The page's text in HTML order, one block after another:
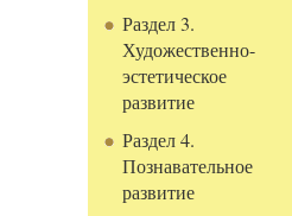
Раздел 3.
Художественно-
эстетическое
развитие
Раздел 4.
Познавательное
развитие